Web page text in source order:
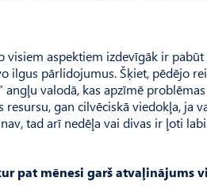
visiem aspektiem izdevīgāk ir
ilgus pārlidojumus. Šķiet, pēdējo
angļu valodā, kas apzīmē
gan cilvēciskā viedokļa, ja
tad arī nedēļa vai divas ir ļoti
pat mēnesi garš atvaļinājums